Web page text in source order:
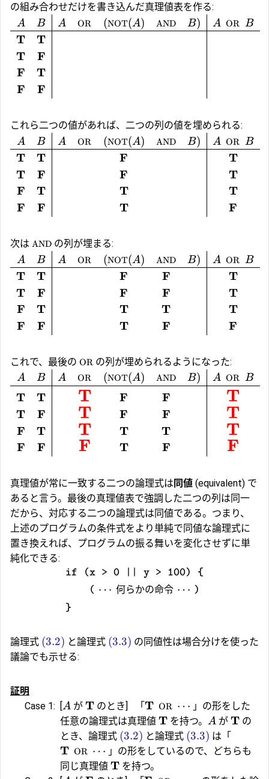
の組み合わせだけを書き込んだ真理値表を作る:
A
T
T
F
F
B
T
F
T
F
A OR (NOT(A) AND B) A OR B
これら二つの値があれば、二つの列の値を埋められる:
A
T
T
F
F
B
T
F
T
F
A OR (NOT(A)
F
F
T
T
AND B) A OR B
T
T
T
F
次は AND の列が埋まる:
A
T
T
F
F
B
T
F
T
F
A OR (NOT(A)
F
F
T
T
AND
F
F
T
F
B) A OR B
T
T
T
F
これで、最後の OR の列が埋められるようになった:
A
T
T
F
F
B
T
F
T
F
A OR
(
T
T
T
F
(NOT(A)
F
F
T
T
AND
F
F
T
F
B) A OR B
T
T
T
F
真理値が常に一致する二つの論理式は 同値 (equivalent) で
あると言う。最後の真理値表で強調した二つの列は同一
だから、対応する二つの論理式は同値である。つまり、
上述のプログラムの条件式をより単純で同値な論理式に
置き換えれば、プログラムの振る舞いを変化させずに単
純化できる:
if (x > 0 || y > 100) {
( ⋯ 何らかの命令 ⋯ )
}
論理式 (3.2) と論理式 (3.3) の同値性は場合分けを使った
議論でも示せる:
証明
Case 1: [A が T のとき] 「T OR ⋯ 」の形をした
任意の論理式は真理値 T を持つ。 A が T の
とき、論理式 (3.2) と論理式 (3.3) は「
T OR ⋯ 」の形をしているので、どちらも
同じ真理値 T を持つ。